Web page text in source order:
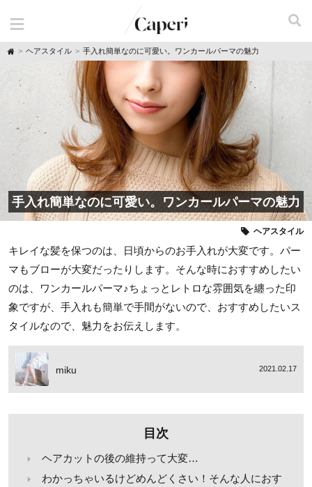
H
ヘアスタイル 手入れ簡単なのに可愛い。ワンカールパーマの魅力
手入れ簡単なのに可愛い。ワンカールパーマの魅力
ヘアスタイル
キレイな髪を保つのは、日頃からのお手入れが大変です。パー
マもブローが大変だったりします。そんな時におすすめしたい
のは、ワンカールパーマ♪ちょっとレトロな雰囲気を纏った印
象ですが、手入れも簡単で手間がないので、おすすめしたいス
タイルなので、魅力をお伝えします。
miku 2021.02.17
目次
ヘアカットの後の維持って大変…
わかっちゃいるけどめんどくさい！そんな人におす